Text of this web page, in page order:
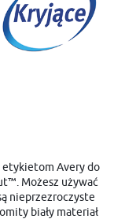
etykietom Avery do
Możesz używać
nieprzezroczyste
biały materiał